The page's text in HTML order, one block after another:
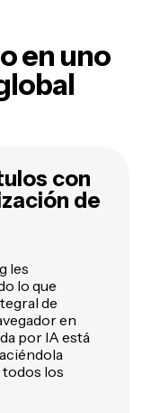
en uno
con
de
les
lo que
de
en
por IA está
los